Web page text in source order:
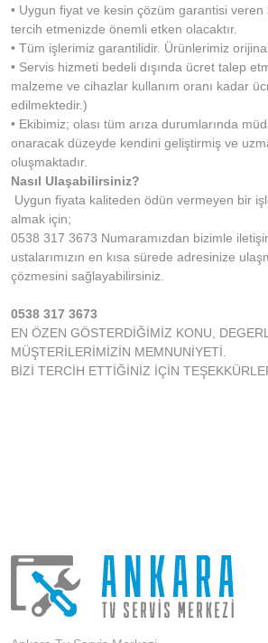
• Uygun fiyat ve kesin çözüm garantisi veren
tercih etmenizde önemli etken olacaktır.
• Tüm işlerimiz garantilidir. Ürünlerimiz
• Servis hizmeti bedeli dışında ücret talep
malzeme ve cihazlar kullanım oranı kadar
edilmektedir.)
• Ekibimiz; olası tüm arıza durumlarında
onaracak düzeyde kendini geliştirmiş ve
oluşmaktadır.
Nasıl Ulaşabilirsiniz?
Uygun fiyata kaliteden ödün vermeyen bir
almak için;
0538 317 3673 Numaramızdan bizimle
ustalarımızın en kısa sürede adresinize
çözmesini sağlayabilirsiniz.
0538 317 3673
EN ÖZEN GÖSTERDİĞİMİZ KONU,
MÜŞTERİLERİMİZİN MEMNUNİYETİ.
BİZİ TERCİH ETTİĞİNİZ İÇİN